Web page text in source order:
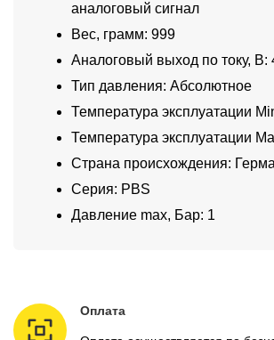
аналоговый сигнал
Вес, грамм: 999
Аналоговый выход по току, В:
Тип давления: Абсолютное
Температура эксплуатации
Температура эксплуатации
Страна происхождения:
Серия: PBS
Давление max, Бар: 1
Оплата